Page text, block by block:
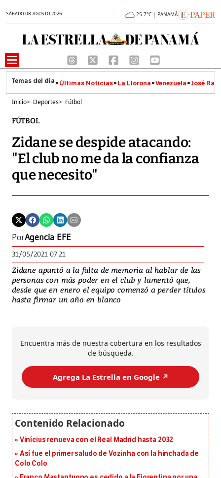
SÁBADO 08 AGOSTO 2026 25.7°C | PANAMÁ
Últimas Noticias La Llorona Venezuela José
Inicio> Deportes> Fútbol
FÚTBOL
Zidane se despide atacando:
"El club no me da la confianza
que necesito"
PorAgencia EFE
31/05/2021 07:21
Zidane apuntó a la falta de memoria al hablar de las
personas con más poder en el club y lamentó que,
desde que en enero el equipo comenzó a perder títulos
hasta firmar un año en blanco
Encuentra más de nuestra cobertura en los resultados
de búsqueda.
Agrega La Estrella en Google ↗️
Vinícius renueva con el Real Madrid hasta 2032
Así fue el primer saludo de Vozinha con la hinchada de
Colo Colo